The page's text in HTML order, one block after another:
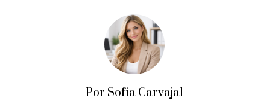
Por Sofía Carvajal